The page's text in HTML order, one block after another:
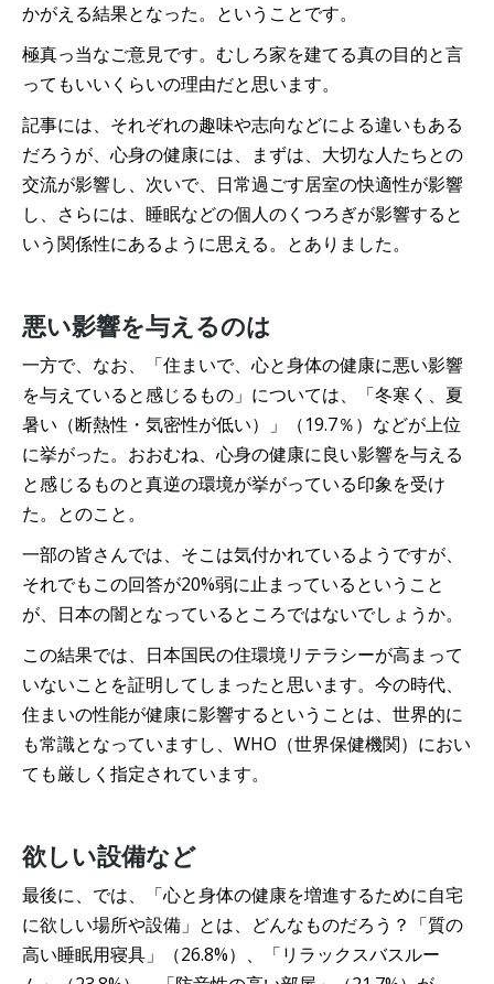
かがえる結果となった。ということです。
極真っ当なご意見です。むしろ家を建てる真の目的と言
ってもいいくらいの理由だと思います。
記事には、それぞれの趣味や志向などによる違いもある
だろうが、心身の健康には、まずは、大切な人たちとの
交流が影響し、次いで、日常過ごす居室の快適性が影響
し、さらには、睡眠などの個人のくつろぎが影響すると
いう関係性にあるように思える。とありました。
悪い影響を与えるのは
一方で、なお、「住まいで、心と身体の健康に悪い影響
を与えていると感じるもの」については、「冬寒く、夏
暑い（断熱性・気密性が低い）」（19.7％）などが上位
に挙がった。おおむね、心身の健康に良い影響を与える
と感じるものと真逆の環境が挙がっている印象を受け
た。とのこと。
一部の皆さんでは、そこは気付かれているようですが、
それでもこの回答が20%弱に止まっているということ
が、日本の闇となっているところではないでしょうか。
この結果では、日本国民の住環境リテラシーが高まって
いないことを証明してしまったと思います。今の時代、
住まいの性能が健康に影響するということは、世界的に
も常識となっていますし、WHO（世界保健機関）におい
ても厳しく指定されています。
欲しい設備など
最後に、では、「心と身体の健康を増進するために自宅
に欲しい場所や設備」とは、どんなものだろう？「質の
高い睡眠用寝具」（26.8%）、「リラックスバスルー